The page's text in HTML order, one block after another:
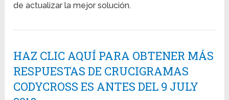
de actualizar la mejor solución.
HAZ CLIC AQUÍ PARA OBTENER MÁS
RESPUESTAS DE CRUCIGRAMAS
CODYCROSS ES ANTES DEL 9 JULY